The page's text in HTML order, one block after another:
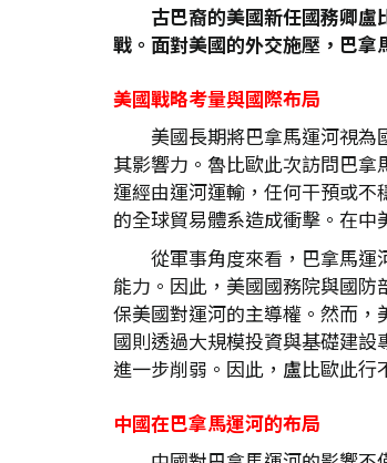
古巴裔的美國新任國務卿盧
戰。面對美國的外交施壓，巴
美國戰略考量與國際布局
美國長期將巴拿馬運河視
其影響力。魯比歐此次訪問巴
運經由運河運輸，任何干預或
的全球貿易體系造成衝擊。在
從軍事角度來看，巴拿馬運
能力。因此，美國國務院與國
保美國對運河的主導權。然而
國則透過大規模投資與基礎建
進一步削弱。因此，盧比歐此行
中國在巴拿馬運河的布局